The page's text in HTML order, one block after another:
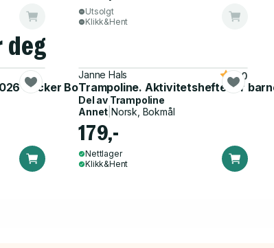
Utsolgt
Klikk&Hent
Sticker Booster
Janne Hals
Trampoline. Aktivitetshefte for
5.0
Del av Trampoline
Annet Norsk, Bokmål
179,-
Nettlager
Klikk&Hent